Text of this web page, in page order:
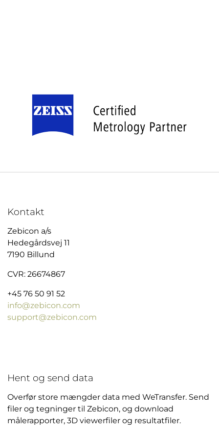
Kontakt
Zebicon a/s
Hedegårdsvej 11
7190 Billund
CVR: 26674867
+45 76 50 91 52
info@zebicon.com
support@zebicon.com
Hent og send data
Overfør store mængder data med WeTransfer. Send
filer og tegninger til Zebicon, og download
målerapporter, 3D viewerfiler og resultatfiler.